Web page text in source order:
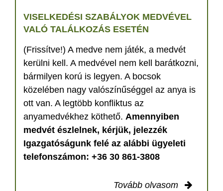
VISELKEDÉSI SZABÁLYOK MEDVÉVEL
VALÓ TALÁLKOZÁS ESETÉN
(Frissítve!) A medve nem játék, a medvét
kerülni kell. A medvével nem kell barátkozni,
bármilyen korú is legyen. A bocsok
közelében nagy valószínűséggel az anya is
ott van. A legtöbb konfliktus az
anyamedvékhez köthető. Amennyiben
medvét észlelnek, kérjük, jelezzék
Igazgatóságunk felé az alábbi ügyeleti
telefonszámon: +36 30 861-3808
Tovább olvasom